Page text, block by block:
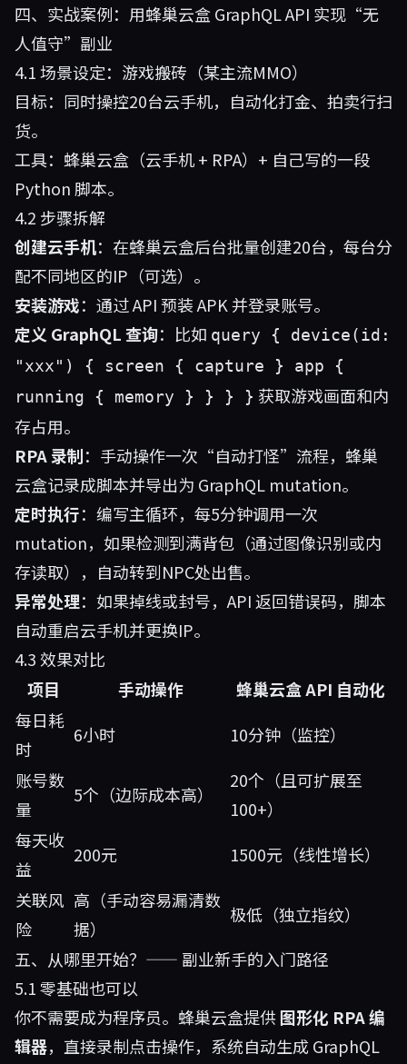
四、实战案例：用蜂巢云盒 GraphQL API 实现“无
人值守”副业
4.1 场景设定：游戏搬砖（某主流MMO）
目标：同时操控20台云手机，自动化打金、拍卖行扫
货。
工具： 蜂巢云盒 （云手机 + RPA）+ 自己写的一段
Python 脚本。
4.2 步骤拆解
创建云手机：在蜂巢云盒后台批量创建20台，每台分
配不同地区的IP（可选）。
安装游戏：通过 API 预装 APK 并登录账号。
定义 GraphQL 查询：比如 query { device(id:
"xxx") { screen { capture } app {
running { memory } } } } 获取游戏画面和内
存占用。
RPA 录制：手动操作一次“自动打怪”流程，蜂巢
云盒记录成脚本并导出为 GraphQL mutation。
定时执行：编写主循环，每5分钟调用一次
mutation，如果检测到满背包（通过图像识别或内
存读取），自动转到NPC处出售。
异常处理：如果掉线或封号，API 返回错误码，脚本
自动重启云手机并更换IP。
4.3 效果对比
项目
手动操作
蜂巢云盒 API 自动化
每日耗
时
6小时
10分钟（监控）
账号数
量
5个（边际成本高）
20个（且可扩展至
100+）
每天收
益
200元
1500元（线性增长）
关联风
险
高（手动容易漏清数
据）
极低（独立指纹）
五、从哪里开始？—— 副业新手的入门路径
5.1 零基础也可以
你不需要成为程序员。蜂巢云盒提供 图形化 RPA 编
辑器，直接录制点击操作，系统自动生成 GraphQL